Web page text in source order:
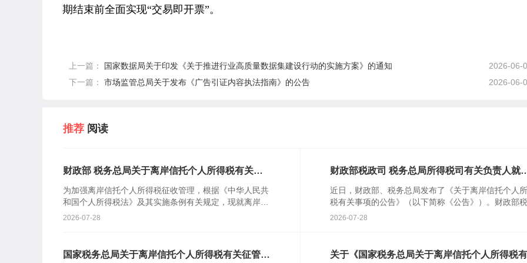
期结束前全面实现“交易即开票”。
上一篇： 国家数据局关于印发《关于推进行业高质量数据集建设行动的实施方案》的通知
2026-06-
下一篇： 市场监管总局关于发布《广告引证内容执法指南》的公告 2026-06-
推荐 阅读
财政部 税务总局关于离岸信托个人所得税有关事
为加强离岸信托个人所得税征收管理，根据《中华人民共
和国个人所得税法》及其实施条例有关规定，现就离岸信
托个人所得税有关事项公告如下：一、个人将财产装入离
2026-07-28
财政部税政司 税务总局所得税司有关负责人就
近日，财政部、税务总局发布了《关于离岸信托个人
税有关事项的公告》（以下简称《公告》）。财政部税
司、税务总局所得税司有关负责人就此回答了记者提问
2026-07-28
国家税务总局关于离岸信托个人所得税有关征管事
关于《国家税务总局关于离岸信托个人所得税